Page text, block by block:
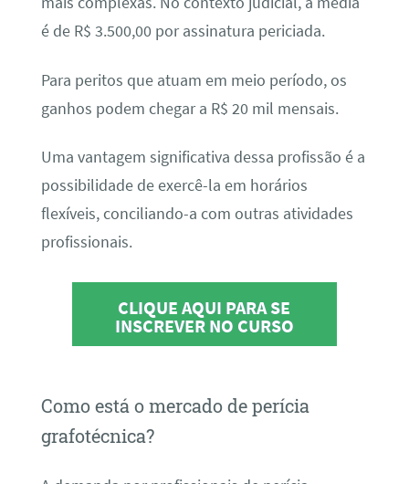
é de R$ 3.500,00 por assinatura periciada.
Para peritos que atuam em meio período, os
ganhos podem chegar a R$ 20 mil mensais.
Uma vantagem significativa dessa profissão é a
possibilidade de exercê-la em horários
flexíveis, conciliando-a com outras atividades
profissionais.
CLIQUE AQUI PARA SE
INSCREVER NO CURSO
Como está o mercado de perícia
grafotécnica?